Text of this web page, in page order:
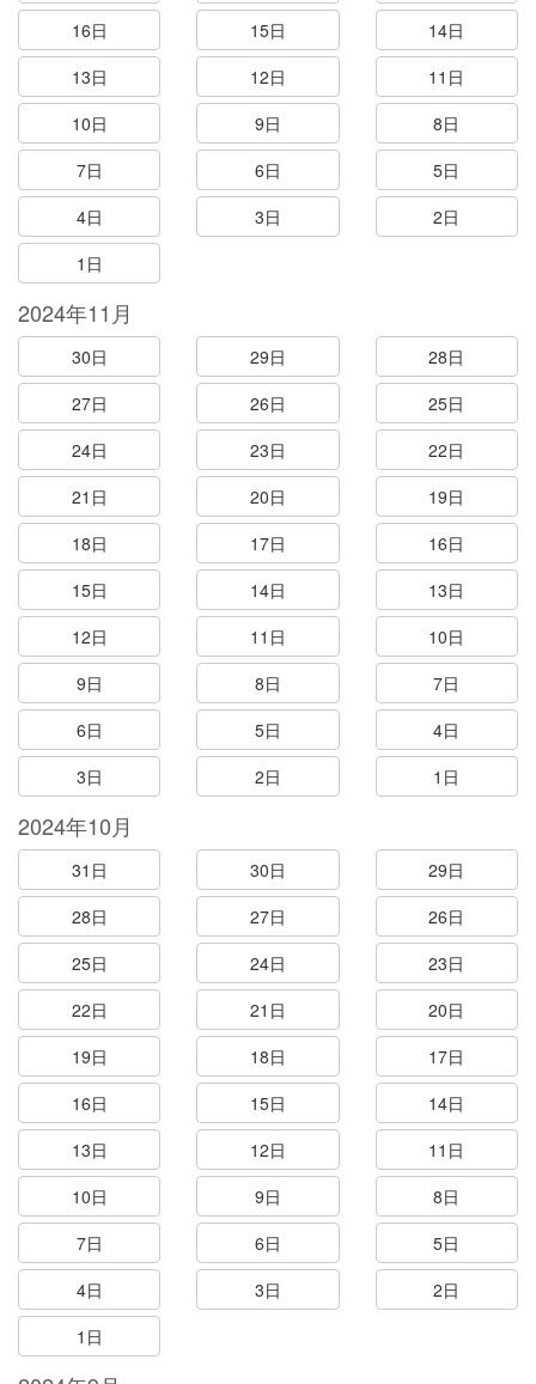
16日
15日
14日
13日
12日
11日
10日
9日
8日
7日
6日
5日
4日
3日
2日
1日
2024年11月
30日 29日
28日
27日
26日
25日
24日
23日
22日
21日
20日
19日
18日
17日
16日
15日
14日
13日
12日
11日
10日
9日
8日
7日
6日
5日
4日
3日
2日 1日
2024年10月
31日 30日
29日
28日
27日
26日
25日
24日
23日
22日
21日
20日
19日
18日
17日
16日
15日
14日
13日
12日
11日
10日
9日
8日
7日
6日
5日
4日
3日
2日
1日